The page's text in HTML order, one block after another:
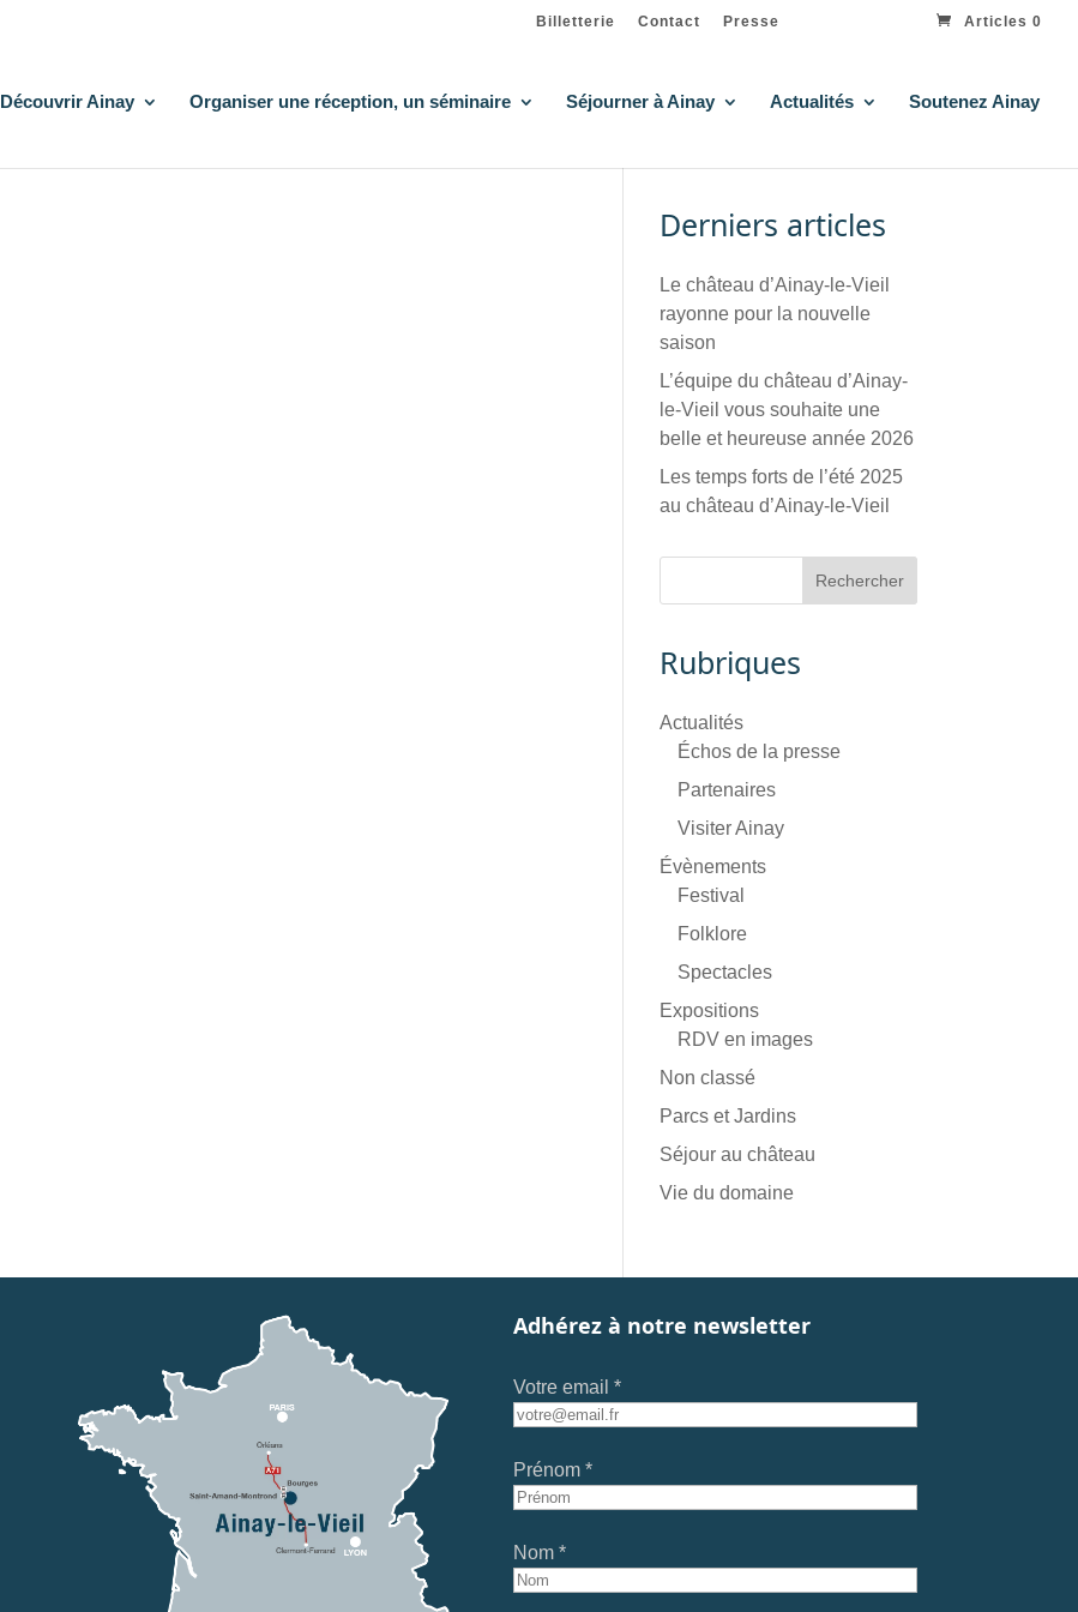
Billetterie Contact Presse Articles 0
Découvrir Ainay Organiser une réception, un séminaire Séjourner à Ainay Actualités Soutenez Ainay
Derniers articles
Le château d’Ainay-le-Vieil
rayonne pour la nouvelle
saison
L’équipe du château d’Ainay-
le-Vieil vous souhaite une
belle et heureuse année 2026
Les temps forts de l’été 2025
au château d’Ainay-le-Vieil
Rubriques
Actualités
Échos de la presse
Partenaires
Visiter Ainay
Évènements
Festival
Folklore
Spectacles
Expositions
RDV en images
Non classé
Parcs et Jardins
Séjour au château
Vie du domaine
Adhérez à notre newsletter
Votre email *
Prénom *
Nom *